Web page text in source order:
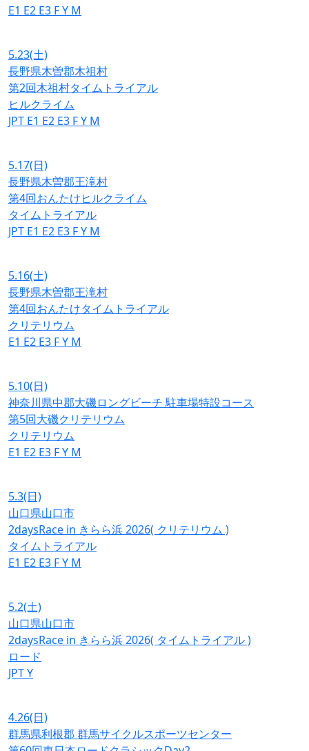
E1 E2 E3 FY M
5.23(土)
長野県木曽郡木祖村
第2回木祖村タイムトライアル
ヒルクライム
JPT E1 E2 E3 FY M
5.17(日)
長野県木曽郡王滝村
第4回おんたけヒルクライム
タイムトライアル
JPT E1 E2 E3 FY M
5.16(土)
長野県木曽郡王滝村
第4回おんたけタイムトライアル
クリテリウム
E1 E2 E3 FY M
5.10(日)
神奈川県中郡大磯ロングビーチ 駐車場特設コース
第5回大磯クリテリウム
クリテリウム
E1 E2 E3 FY M
5.3(日)
山口県山口市
2daysRace in きらら浜 2026( クリテリウム )
タイムトライアル
E1 E2 E3 FY M
5.2(土)
山口県山口市
2daysRace in きらら浜 2026( タイムトライアル )
ロード
JPTY
4.26(日)
群馬県利根郡 群馬サイクルスポーツセンター